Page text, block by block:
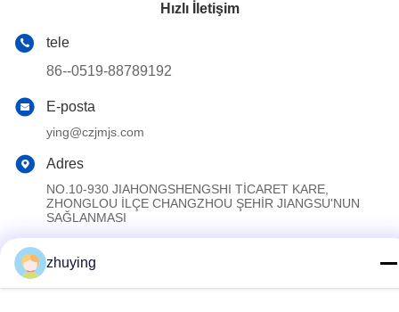
Hızlı İletişim
tele
86--0519-88789192
E-posta
ying@czjmjs.com
Adres
NO.10-930 JIAHONGSHENGSHI TİCARET KARE,
ZHONGLOU İLÇE CHANGZHOU ŞEHİR JIANGSU'NUN
SAĞLANMASI
zhuying